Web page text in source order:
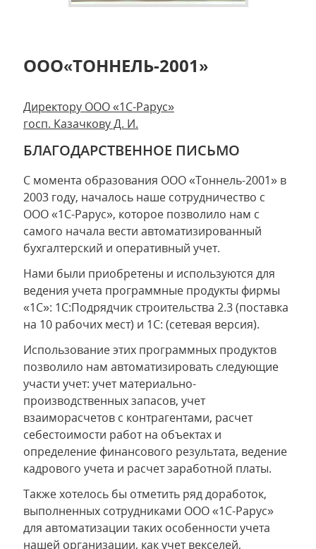
ООО«ТОННЕЛЬ-2001»
Директору ООО «1С-Рарус»
госп. Казачкову Д. И.
БЛАГОДАРСТВЕННОЕ ПИСЬМО
С момента образования ООО «Тоннель-2001» в
2003 году, началось наше сотрудничество с
ООО «1С-Рарус», которое позволило нам с
самого начала вести автоматизированный
бухгалтерский и оперативный учет.
Нами были приобретены и используются для
ведения учета программные продукты фирмы
«1С»: 1С:Подрядчик строительства 2.3 (поставка
на 10 рабочих мест) и 1С: (сетевая версия).
Использование этих программных продуктов
позволило нам автоматизировать следующие
участи учет: учет материально-
производственных запасов, учет
взаиморасчетов с контрагентами, расчет
себестоимости работ на объектах и
определение финансового результата, ведение
кадрового учета и расчет заработной платы.
Также хотелось бы отметить ряд доработок,
выполненных сотрудниками ООО «1С-Рарус»
для автоматизации таких особенности учета
нашей организации, как учет векселей,